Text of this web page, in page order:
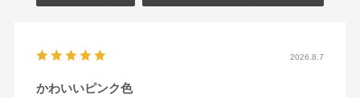
2026.8.7
かわいいピンク色